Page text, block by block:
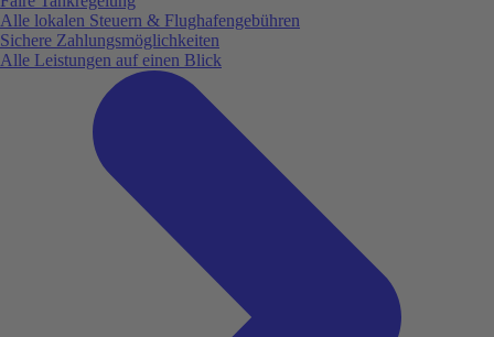
Alle lokalen Steuern & Flughafengebühren
Sichere Zahlungsmöglichkeiten
Alle Leistungen auf einen Blick